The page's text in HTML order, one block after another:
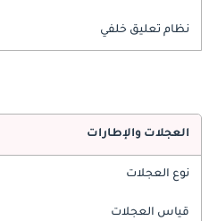
نظام تعليق خلفي
العجلات والإطارات
نوع العجلات
قياس العجلات